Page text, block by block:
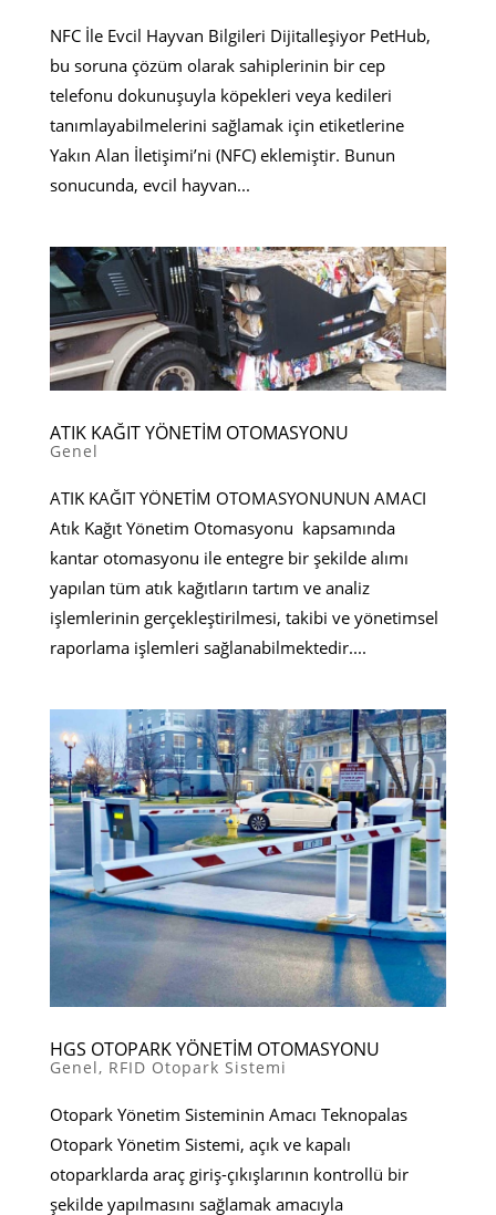
NFC İle Evcil Hayvan Bilgileri Dijitalleşiyor PetHub,
bu soruna çözüm olarak sahiplerinin bir cep
telefonu dokunuşuyla köpekleri veya kedileri
tanımlayabilmelerini sağlamak için etiketlerine
Yakın Alan İletişimi’ni (NFC) eklemiştir. Bunun
sonucunda, evcil hayvan...
ATIK KAĞIT YÖNETİM OTOMASYONU
Genel
ATIK KAĞIT YÖNETİM OTOMASYONUNUN AMACI
Atık Kağıt Yönetim Otomasyonu kapsamında
kantar otomasyonu ile entegre bir şekilde alımı
yapılan tüm atık kağıtların tartım ve analiz
işlemlerinin gerçekleştirilmesi, takibi ve yönetimsel
raporlama işlemleri sağlanabilmektedir....
HGS OTOPARK YÖNETİM OTOMASYONU
Genel, RFID Otopark Sistemi
Otopark Yönetim Sisteminin Amacı Teknopalas
Otopark Yönetim Sistemi, açık ve kapalı
otoparklarda araç giriş-çıkışlarının kontrollü bir
şekilde yapılmasını sağlamak amacıyla